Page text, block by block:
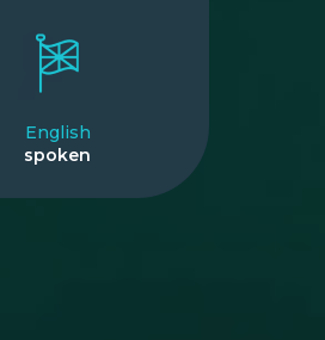
English
spoken